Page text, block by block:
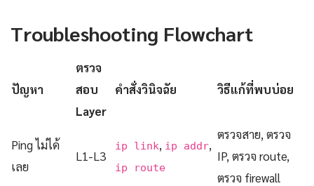
Troubleshooting Flowchart
ปัญหา
ตรวจ
สอบ
Layer
คำสั่งวินิจฉัย วิธีแก้ที่พบบ่อย
Ping ไม่ได้
เลย
L1-L3
ip link, ip addr,
ip route
ตรวจสาย, ตรวจ
IP, ตรวจ route,
ตรวจ firewall